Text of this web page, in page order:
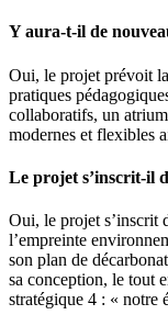
Y aura-t-il de
Oui, le projet prévoit
pratiques
collaboratifs, un
modernes et flexibles
Le projet s’inscrit-il
Oui, le projet s’inscrit
l’empreinte
son plan de
sa conception, le tout
stratégique 4 : « notre